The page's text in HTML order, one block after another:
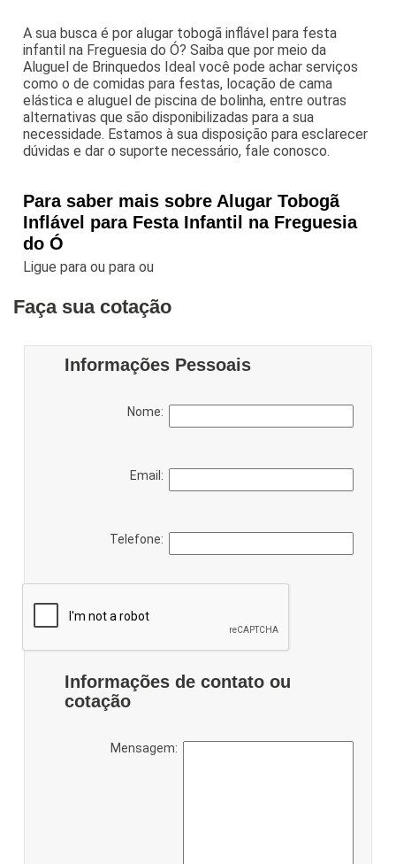
A sua busca é por alugar tobogã inflável para festa
infantil na Freguesia do Ó? Saiba que por meio da
Aluguel de Brinquedos Ideal você pode achar serviços
como o de comidas para festas, locação de cama
elástica e aluguel de piscina de bolinha, entre outras
alternativas que são disponibilizadas para a sua
necessidade. Estamos à sua disposição para esclarecer
dúvidas e dar o suporte necessário, fale conosco.
Para saber mais sobre Alugar Tobogã
Inflável para Festa Infantil na Freguesia
do Ó
Ligue paraou paraou
Faça sua cotação
Informações Pessoais
Nome:
Email:
Telefone:
Informações de contato ou
cotação
Mensagem: